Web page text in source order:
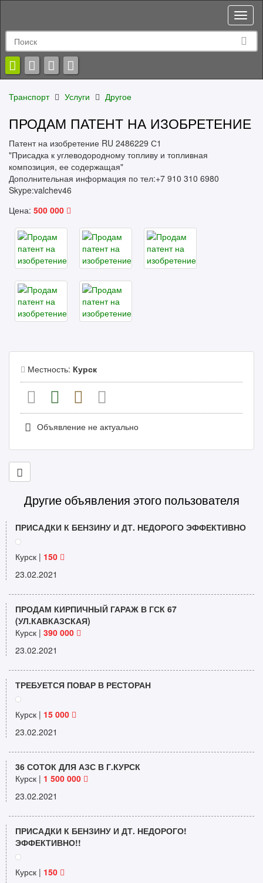
Транспорт Услуги Другое
ПРОДАМ ПАТЕНТ НА ИЗОБРЕТЕНИЕ
Патент на изобретение RU 2486229 С1
"Присадка к углеводородному топливу и топливная
композиция, ее содержащая"
Дополнительная информация по тел:+7 910 310 6980
Skype:valchev46
Цена: 500 000
Местность: Курск
Объявление не актуально
Другие объявления этого пользователя
ПРИСАДКИ К БЕНЗИНУ И ДТ. НЕДОРОГО ЭФФЕКТИВНО
Курск | 150
23.02.2021
ПРОДАМ КИРПИЧНЫЙ ГАРАЖ В ГСК 67
(УЛ.КАВКАЗСКАЯ)
Курск | 390 000
23.02.2021
ТРЕБУЕТСЯ ПОВАР В РЕСТОРАН
Курск | 15 000
23.02.2021
36 СОТОК ДЛЯ АЗС В Г.КУРСК
Курск | 1 500 000
23.02.2021
ПРИСАДКИ К БЕНЗИНУ И ДТ. НЕДОРОГО!
ЭФФЕКТИВНО!!
Курск | 150